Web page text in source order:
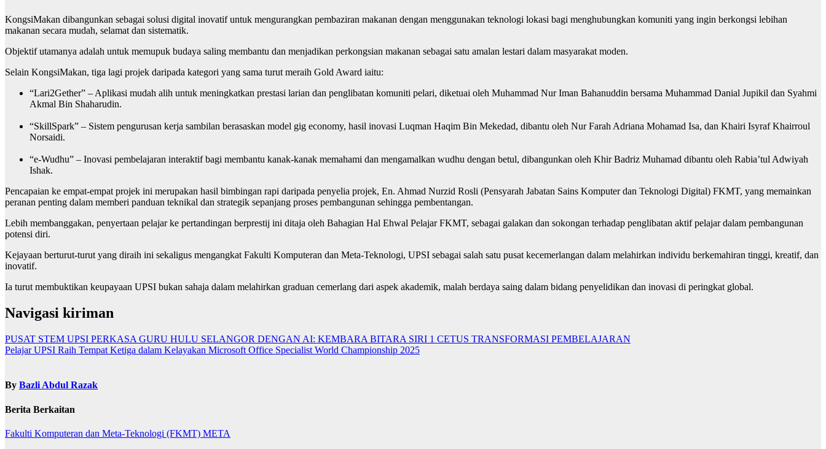
KongsiMakan dibangunkan sebagai solusi digital inovatif untuk mengurangkan pembaziran makanan dengan menggunakan teknologi lokasi bagi menghubungkan komuniti yang ingin berkongsi lebihan
makanan secara mudah, selamat dan sistematik.
Objektif utamanya adalah untuk memupuk budaya saling membantu dan menjadikan perkongsian makanan sebagai satu amalan lestari dalam masyarakat moden.
Selain KongsiMakan, tiga lagi projek daripada kategori yang sama turut meraih Gold Award iaitu:
“Lari2Gether” – Aplikasi mudah alih untuk meningkatkan prestasi larian dan penglibatan komuniti pelari, diketuai oleh Muhammad Nur Iman Bahanuddin bersama Muhammad Danial Jupikil dan Syahmi
Akmal Bin Shaharudin.
“SkillSpark” – Sistem pengurusan kerja sambilan berasaskan model gig economy, hasil inovasi Luqman Haqim Bin Mekedad, dibantu oleh Nur Farah Adriana Mohamad Isa, dan Khairi Isyraf Khairroul
Norsaidi.
“e-Wudhu” – Inovasi pembelajaran interaktif bagi membantu kanak-kanak memahami dan mengamalkan wudhu dengan betul, dibangunkan oleh Khir Badriz Muhamad dibantu oleh Rabia’tul Adwiyah
Ishak.
Pencapaian ke empat-empat projek ini merupakan hasil bimbingan rapi daripada penyelia projek, En. Ahmad Nurzid Rosli (Pensyarah Jabatan Sains Komputer dan Teknologi Digital) FKMT, yang memainkan
peranan penting dalam memberi panduan teknikal dan strategik sepanjang proses pembangunan sehingga pembentangan.
Lebih membanggakan, penyertaan pelajar ke pertandingan berprestij ini ditaja oleh Bahagian Hal Ehwal Pelajar FKMT, sebagai galakan dan sokongan terhadap penglibatan aktif pelajar dalam pembangunan
potensi diri.
Kejayaan berturut-turut yang diraih ini sekaligus mengangkat Fakulti Komputeran dan Meta-Teknologi, UPSI sebagai salah satu pusat kecemerlangan dalam melahirkan individu berkemahiran tinggi, kreatif, dan
inovatif.
Ia turut membuktikan keupayaan UPSI bukan sahaja dalam melahirkan graduan cemerlang dari aspek akademik, malah berdaya saing dalam bidang penyelidikan dan inovasi di peringkat global.
Navigasi kiriman
PUSAT STEM UPSI PERKASA GURU HULU SELANGOR DENGAN AI: KEMBARA BITARA SIRI 1 CETUS TRANSFORMASI PEMBELAJARAN
Pelajar UPSI Raih Tempat Ketiga dalam Kelayakan Microsoft Office Specialist World Championship 2025
By Bazli Abdul Razak
Berita Berkaitan
Fakulti Komputeran dan Meta-Teknologi (FKMT) META